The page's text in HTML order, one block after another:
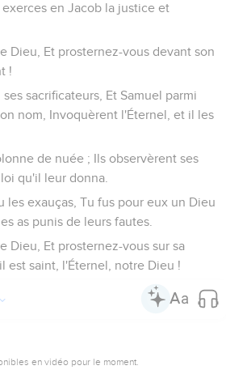
en Jacob la justice et
Dieu, Et prosternez-vous devant son
!
sacrificateurs, Et Samuel parmi
nom, Invoquèrent l'Éternel, et il les
de nuée ; Ils observèrent ses
qu'il leur donna.
les exauças, Tu fus pour eux un Dieu
as punis de leurs fautes.
Dieu, Et prosternez-vous sur sa
est saint, l'Éternel, notre Dieu !
en vidéo pour le moment.